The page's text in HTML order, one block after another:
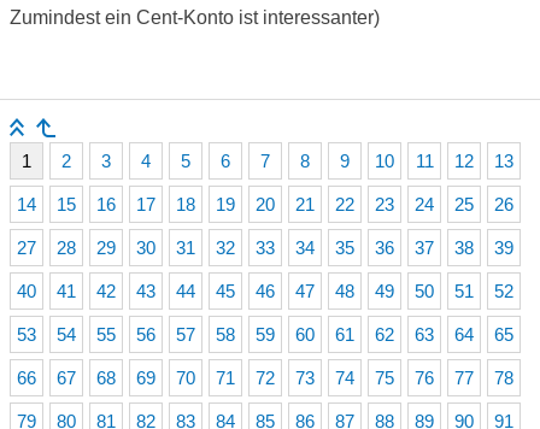
Zumindest ein Cent-Konto ist interessanter)
1 2 3 4 5 6 7 8 9 10 11 12 13
14 15 16 17 18 19 20 21 22 23 24 25 26
27 28 29 30 31 32 33 34 35 36 37 38 39
40 41 42 43 44 45 46 47 48 49 50 51 52
53 54 55 56 57 58 59 60 61 62 63 64 65
66 67 68 69 70 71 72 73 74 75 76 77 78
79 80 81 82 83 84 85 86 87 88 89 90 91